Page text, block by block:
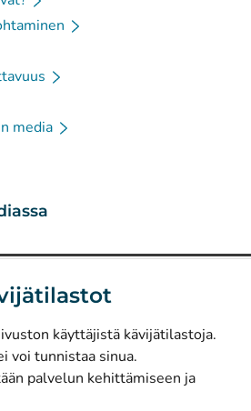
käyttäjistä kävijätilastoja.
voi tunnistaa sinua.
palvelun kehittämiseen ja
media
välilehteen)
välilehteen)